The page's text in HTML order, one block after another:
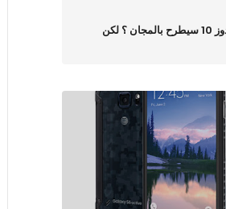
هل تعلم ان ويندوز 10 سيطرح بالمجان ؟ لكن